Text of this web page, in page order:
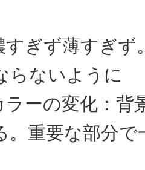
すぎず薄すぎず
らないように
ラーの変化：背
。重要な部分